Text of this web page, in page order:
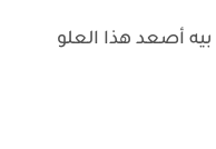
أصعد هذا العلو